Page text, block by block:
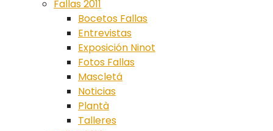
Fallas 2011
Bocetos Fallas
Entrevistas
Exposición Ninot
Fotos Fallas
Mascletá
Noticias
Plantà
Talleres